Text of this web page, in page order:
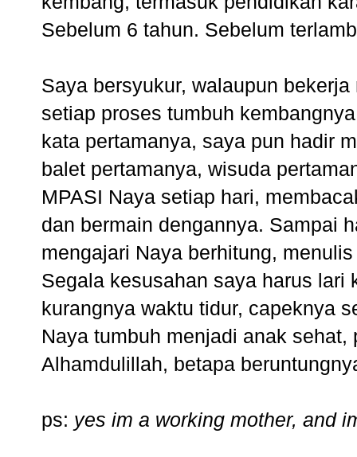
Sebelum 6 tahun. Sebelum
Saya bersyukur, walaupun
setiap proses tumbuh
kata pertamanya, saya pun hadir
balet pertamanya, wisuda
MPASI Naya setiap hari,
dan bermain dengannya. Sampai
mengajari Naya berhitung,
Segala kesusahan saya harus lari
kurangnya waktu tidur, capeknya
Naya tumbuh menjadi anak
Alhamdulillah, betapa
ps: yes im a working mother, and